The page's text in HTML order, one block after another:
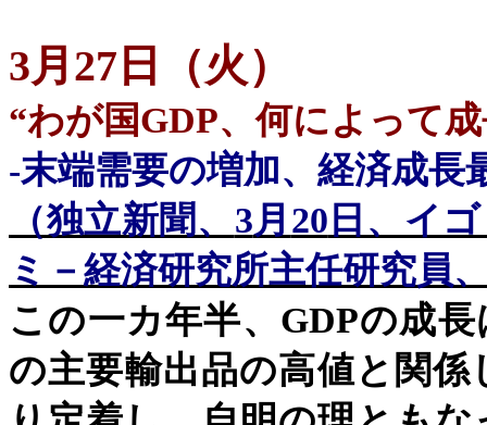
3月 27 日 （火）
“わが国GDP、何によって
-末端需要の増加、経済成長
（独立新聞、 3月 20 日、イ
ミ－経済研究所主任研究員
この一カ年半、 GDPの成長
の主要輸出品の高値と関